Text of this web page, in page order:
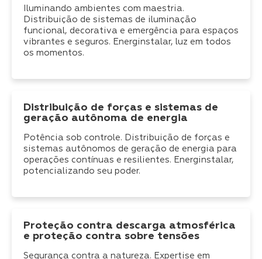
Iluminando ambientes com maestria.
Distribuição de sistemas de iluminação
funcional, decorativa e emergência para espaços
vibrantes e seguros. Energinstalar, luz em todos
os momentos.
Distribuição de forças e sistemas de
geração autônoma de energia
Potência sob controle. Distribuição de forças e
sistemas autônomos de geração de energia para
operações contínuas e resilientes. Energinstalar,
potencializando seu poder.
Proteção contra descarga atmosférica
e proteção contra sobre tensões
Segurança contra a natureza. Expertise em